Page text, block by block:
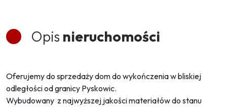
Opis nieruchomości
Oferujemy do sprzedaży dom do wykończenia w bliskiej
odległości od granicy Pyskowic.
Wybudowany z najwyższej jakości materiałów do stanu